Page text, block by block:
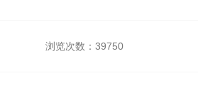
浏览次数： 39750